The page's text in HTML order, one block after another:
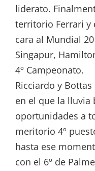
liderato.
territorio Ferrari y
cara al Mundial
Singapur,
4º Campeonato.
Ricciardo y
en el que la lluvia
oportunidades a
meritorio 4º
hasta ese
con el 6º de